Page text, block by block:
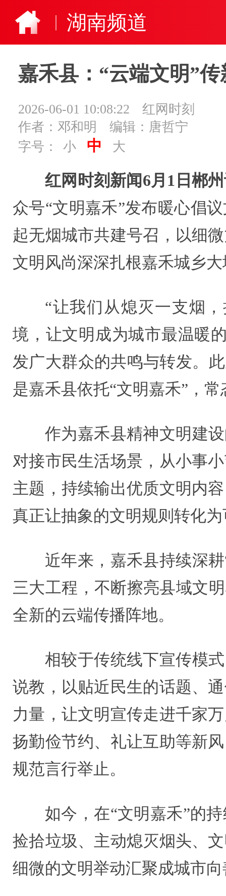
湖南频道
嘉禾县：“云端文明”传
2026-06-01 10:08:22
红网时刻
作者：邓和明
编辑：唐哲宁
字号：
小 中 大
红网时刻新闻6月1日郴
众号“文明嘉禾”发布暖心倡
起无烟城市共建号召，以细
文明风尚深深扎根嘉禾城乡
“让我们从熄灭一支烟
境，让文明成为城市最温暖
发广大群众的共鸣与转发。
是嘉禾县依托“文明嘉禾”，
作为嘉禾县精神文明建
对接市民生活场景，从小事
主题，持续输出优质文明内
真正让抽象的文明规则转化
近年来，嘉禾县持续深
三大工程，不断擦亮县域文
全新的云端传播阵地。
相较于传统线下宣传模
说教，以贴近民生的话题、
力量，让文明宣传走进千家
扬勤俭节约、礼让互助等新
规范言行举止。
如今，在“文明嘉禾”的
捡拾垃圾、主动熄灭烟头、
细微的文明举动汇聚成城市